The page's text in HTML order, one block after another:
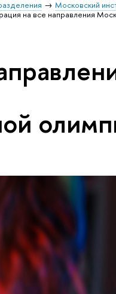
Московский
на все направления